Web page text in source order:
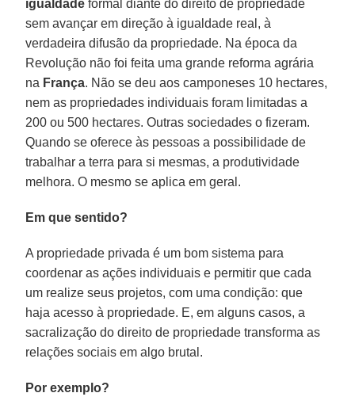
igualdade formal diante do direito de propriedade
sem avançar em direção à igualdade real, à
verdadeira difusão da propriedade. Na época da
Revolução não foi feita uma grande reforma agrária
na França. Não se deu aos camponeses 10 hectares,
nem as propriedades individuais foram limitadas a
200 ou 500 hectares. Outras sociedades o fizeram.
Quando se oferece às pessoas a possibilidade de
trabalhar a terra para si mesmas, a produtividade
melhora. O mesmo se aplica em geral.
Em que sentido?
A propriedade privada é um bom sistema para
coordenar as ações individuais e permitir que cada
um realize seus projetos, com uma condição: que
haja acesso à propriedade. E, em alguns casos, a
sacralização do direito de propriedade transforma as
relações sociais em algo brutal.
Por exemplo?